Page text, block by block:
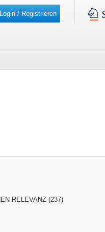
Login / Registrieren
RELEVANZ (237)